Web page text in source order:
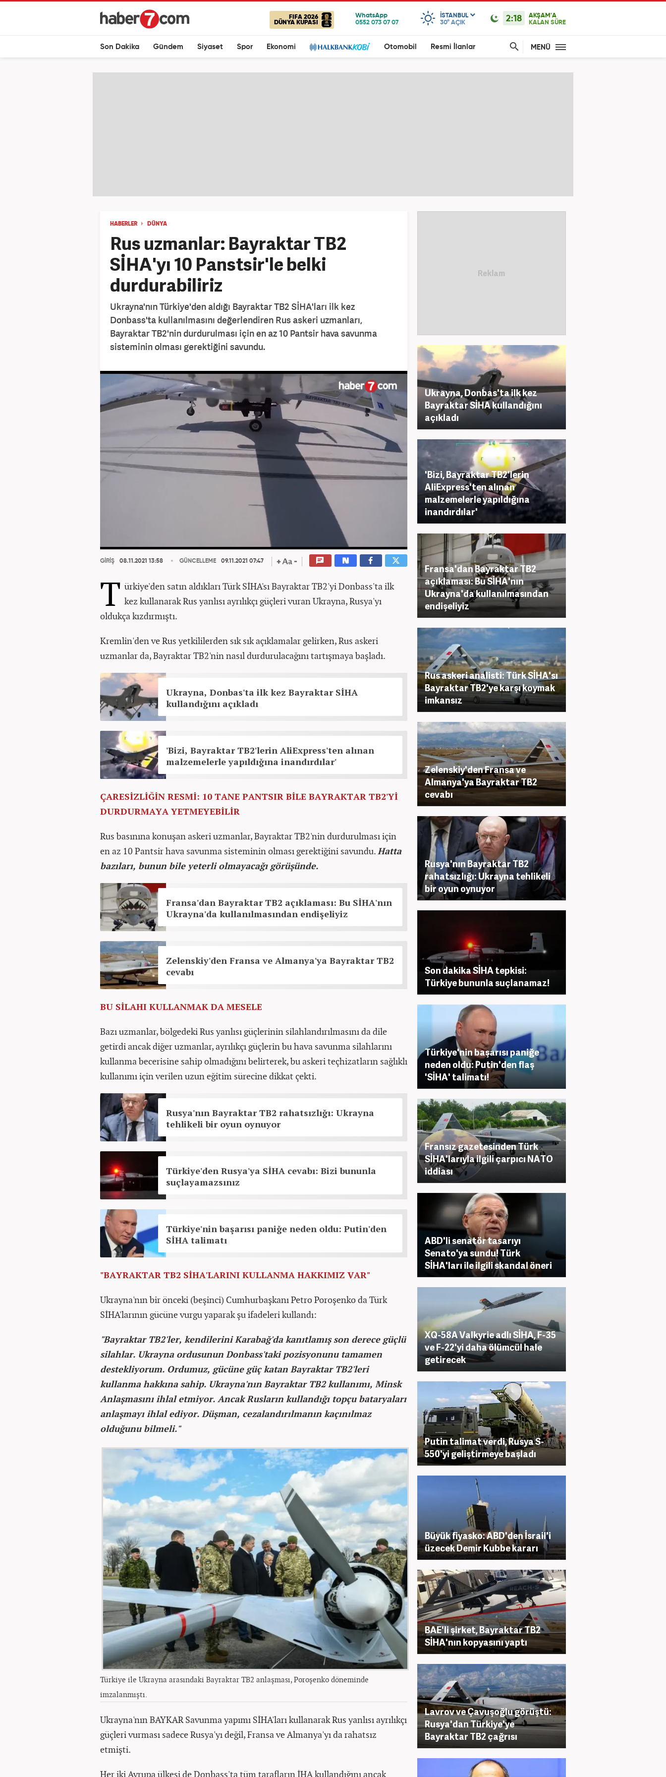
FIFA 2026
DÜNYA KUPASI
ISTANBUL
30° AÇIK 2:18
AKŞAM'A
KALAN SÜRE
Son Dakika Gündem Siyaset Spor Ekonomi Otomobil Resmi İlanlar MENÜ
HABERLER DÜNYA
Rus uzmanlar: Bayraktar TB2
SİHA'yı 10 Panstsir'le belki
durdurabiliriz
Ukrayna'nın Türkiye'den aldığı Bayraktar TB2 SİHA'ları ilk kez
Donbass'ta kullanılmasını değerlendiren Rus askeri uzmanları,
Bayraktar TB2'nin durdurulması için en az 10 Pantsir hava savunma
sisteminin olması gerektiğini savundu.
GİRİŞ 08.11.2021 13:58 GÜNCELLEME 09.11.2021 07:47
T ürkiye'den satın aldıkları Türk SİHA'sı Bayraktar TB2'yi Donbass'ta ilk
kez kullanarak Rus yanlısı ayrılıkçı güçleri vuran Ukrayna, Rusya'yı
oldukça kızdırmıştı.
Kremlin'den ve Rus yetkililerden sık sık açıklamalar gelirken, Rus askeri
uzmanlar da, Bayraktar TB2'nin nasıl durdurulacağını tartışmaya başladı.
Ukrayna, Donbas'ta ilk kez Bayraktar SİHA
kullandığını açıkladı
'Bizi, Bayraktar TB2'lerin AliExpress'ten alınan
malzemelerle yapıldığına inandırdılar'
ÇARESİZLİĞİN RESMİ: 10 TANE PANTSIR BİLE BAYRAKTAR TB2'Yİ
DURDURMAYA YETMEYEBİLİR
Rus basınına konuşan askeri uzmanlar, Bayraktar TB2'nin durdurulması için
en az 10 Pantsir hava savunma sisteminin olması gerektiğini savundu.Hatta
bazıları, bunun bile yeterli olmayacağı görüşünde.
Fransa'dan Bayraktar TB2 açıklaması: Bu SİHA'nın
Ukrayna'da kullanılmasından endişeliyiz
Zelenskiy'den Fransa ve Almanya'ya Bayraktar TB2
cevabı
BU SİLAHI KULLANMAK DA MESELE
Bazı uzmanlar, bölgedeki Rus yanlısı güçlerinin silahlandırılmasını da dile
getirdi ancak diğer uzmanlar, ayrılıkçı güçlerin bu hava savunma silahlarını
kullanma becerisine sahip olmadığını belirterek, bu askeri teçhizatların sağlıklı
kullanımı için verilen uzun eğitim sürecine dikkat çekti.
Rusya'nın Bayraktar TB2 rahatsızlığı: Ukrayna
tehlikeli bir oyun oynuyor
Türkiye'den Rusya'ya SİHA cevabı: Bizi bununla
suçlayamazsınız
Türkiye'nin başarısı paniğe neden oldu: Putin'den
SİHA talimatı
"BAYRAKTAR TB2 SİHA'LARINI KULLANMA HAKKIMIZ VAR"
Ukrayna'nın bir önceki (beşinci) Cumhurbaşkanı Petro Poroşenko da Türk
SİHA'larının gücüne vurgu yaparak şu ifadeleri kullandı:
"Bayraktar TB2'ler, kendilerini Karabağ'da kanıtlamış son derece güçlü
silahlar. Ukrayna ordusunun Donbass'taki pozisyonunu tamamen
destekliyorum. Ordumuz, gücüne güç katan Bayraktar TB2'leri
kullanma hakkına sahip. Ukrayna'nın Bayraktar TB2 kullanımı, Minsk
Anlaşmasını ihlal etmiyor. Ancak Rusların kullandığı topçu bataryaları
anlaşmayı ihlal ediyor. Düşman, cezalandırılmanın kaçınılmaz
olduğunu bilmeli."
Türkiye ile Ukrayna arasındaki Bayraktar TB2 anlaşması, Poroşenko döneminde
imzalanmıştı.
Ukrayna'nın BAYKAR Savunma yapımı SİHA'ları kullanarak Rus yanlısı ayrılıkçı
güçleri vurması sadece Rusya'yı değil, Fransa ve Almanya'yı da rahatsız
etmişti.
Her iki Avrupa ülkesi de Donbass'ta tüm tarafların İHA kullandığını ancak
Ukrayna, Donbas'ta ilk kez
Bayraktar SİHA kullandığını
açıkladı
'Bizi, Bayraktar TB2'lerin
AliExpress'ten alınan
malzemelerle yapıldığına
inandırdılar'
Fransa'dan Bayraktar TB2
açıklaması: Bu SİHA'nın
Ukrayna'da kullanılmasından
endişeliyiz
Rus askeri analisti: Türk SİHA'sı
Bayraktar TB2'ye karşı koymak
imkansız
Zelenskiy'den Fransa ve
Almanya'ya Bayraktar TB2
cevabı
Rusya'nın Bayraktar TB2
rahatsızlığı: Ukrayna tehlikeli
bir oyun oynuyor
Son dakika SİHA tepkisi:
Türkiye bununla suçlanamaz!
Türkiye'nin başarısı paniğe
neden oldu: Putin'den flaş
'SİHA' talimatı!
Fransız gazetesinden Türk
SİHA'larıyla ilgili çarpıcı NATO
iddiası
ABD'li senatör tasarıyı
Senato'ya sundu! Türk
SİHA'ları ile ilgili skandal öneri
XQ-58A Valkyrie adlı SİHA, F-35
ve F-22'yi daha ölümcül hale
getirecek
Putin talimat verdi, Rusya S-
550'yi geliştirmeye başladı
Büyük fiyasko: ABD'den İsrail'i
üzecek Demir Kubbe kararı
BAE'li şirket, Bayraktar TB2
SİHA'nın kopyasını yaptı
Lavrov ve Çavuşoğlu görüştü:
Rusya'dan Türkiye'ye
Bayraktar TB2 çağrısı